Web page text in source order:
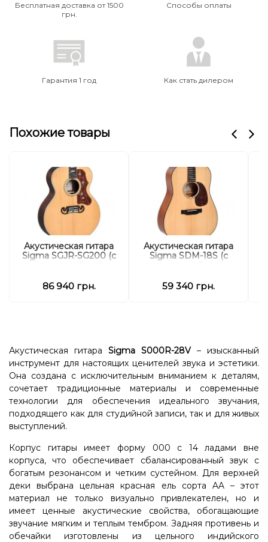
Бесплатная доставка от 1500
грн.
Способы оплаты
Гарантия 1 год Как стать дилером
Похожие товары
Акустическая гитара
Sigma SGJR-SG200 (с
86 940 грн.
Акустическая гитара
Sigma SDM-18S (с
59 340 грн.
Акустическая гитара Sigma S000R-28V– изысканный
инструмент для настоящих ценителей звука и эстетики.
Она создана с исключительным вниманием к деталям,
сочетает традиционные материалы и современные
технологии для обеспечения идеального звучания,
подходящего как для студийной записи, так и для живых
выступлений.
Корпус гитары имеет форму 000 с 14 ладами вне
корпуса, что обеспечивает сбалансированный звук с
богатым резонансом и четким сустейном. Для верхней
деки выбрана цельная красная ель сорта AA – этот
материал не только визуально привлекателен, но и
имеет ценные акустические свойства, обогащающие
звучание мягким и теплым тембром. Задняя противень и
обечайки изготовлены из цельного индийского